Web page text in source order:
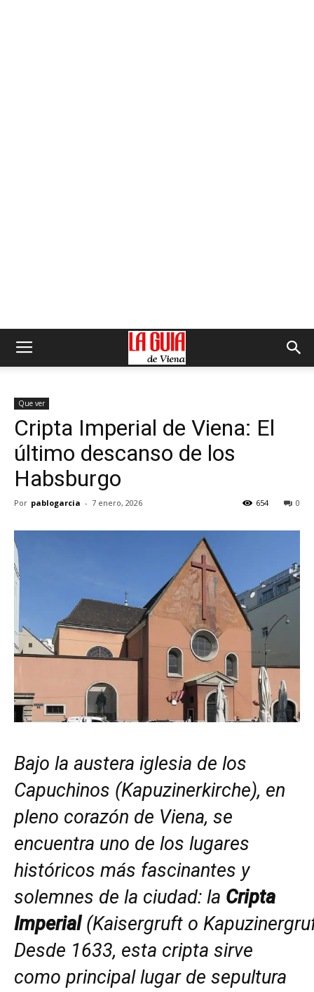
Que ver
Cripta Imperial de Viena: El
último descanso de los
Habsburgo
Por pablogarcia - 7 enero, 2026 0
654
Bajo la austera iglesia de los
Capuchinos (Kapuzinerkirche), en
pleno corazón de Viena, se
encuentra uno de los lugares
históricos más fascinantes y
solemnes de la ciudad: la Cripta
Imperial(Kaisergruft o
Desde 1633, esta cripta sirve
como principal lugar de sepultura